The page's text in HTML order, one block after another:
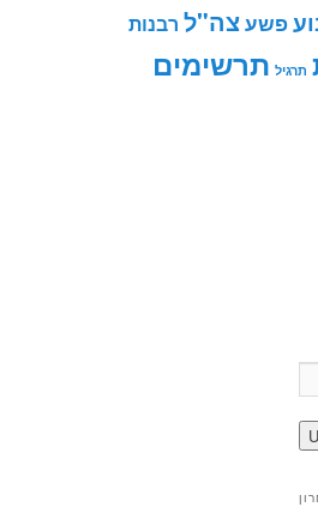
פשעצה"ל רבנות
תרגיל תרשימים